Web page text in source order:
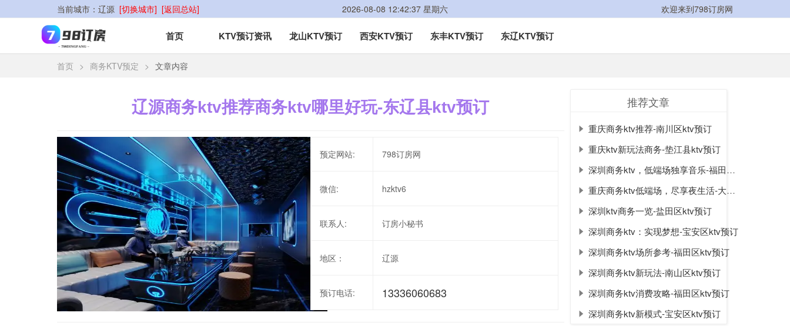
当前城市： 辽源 [切换城市] [返回总站] 2026-08-08 12:42:37 星期六 欢迎来到798订房网
首页 KTV预订资讯 龙山KTV预订 西安KTV预订 东丰KTV预订 东辽KTV预订
首页 > 商务KTV预定 > 文章内容
辽源商务ktv推荐商务ktv哪里好玩-东辽县ktv预订
预定网站: 798订房网
微信: hzktv6
联系人: 订房小秘书
地区： 辽源
预订电话: 13336060683
推荐文章
重庆商务ktv推荐-南川区ktv预订
重庆ktv新玩法商务-垫江县ktv预订
深圳商务ktv，低端场独享音乐-福田区ktv预订
重庆商务ktv低端场，尽享夜生活-大足区ktv预订
深圳ktv商务一览-盐田区ktv预订
深圳商务ktv：实现梦想-宝安区ktv预订
深圳商务ktv场所参考-福田区ktv预订
深圳商务ktv新玩法-南山区ktv预订
深圳商务ktv消费攻略-福田区ktv预订
深圳商务ktv新模式-宝安区ktv预订